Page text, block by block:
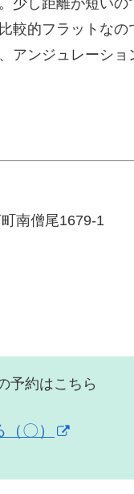
少し距離が短い
較的フラットなの
アンジュレーシ
南僧尾1679-1
予約はこちら
〇）